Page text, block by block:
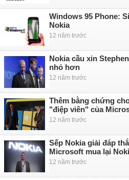
Windows 95 Phone:
Nokia
12 năm trước
Nokia cầu xin
nhỏ hơn
12 năm trước
Thêm bằng chứng
"điệp viên" của
12 năm trước
Sếp Nokia giải đáp
Microsoft mua lại
12 năm trước